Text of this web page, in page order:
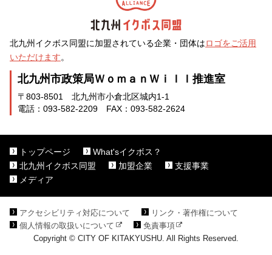
北九州イクボス同盟に加盟されている企業・団体は ロゴをご活用
いただけます 。
北九州市政策局ＷｏｍａｎＷｉｌｌ推進室
〒803-8501 北九州市小倉北区城内1-1
電話：093-582-2209 FAX：093-582-2624
トップページ
What'sイクボス？
北九州イクボス同盟
加盟企業
支援事業
メディア
アクセシビリティ対応について
リンク・著作権について
個人情報の取扱いについて
免責事項
Copyright © CITY OF KITAKYUSHU. All Rights Reserved.